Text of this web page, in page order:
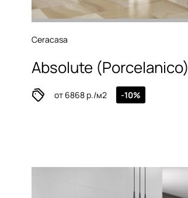
Ceracasa
Absolute (Porcelanico)
от 6868 р./м2 -10%